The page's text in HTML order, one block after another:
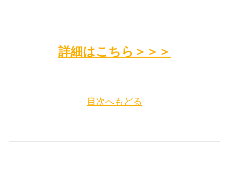
詳細はこちら＞＞＞
目次へもどる